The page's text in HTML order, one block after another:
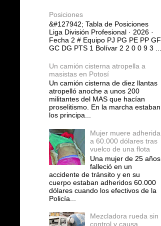
Posiciones
&#127942; Tabla de Posiciones
Liga División Profesional · 2026 ·
Fecha 2 # Equipo PJ PG PE PP GF
GC DG PTS 1 Bolívar 2 2 0 0 9 3 ...
Un camión cisterna atropella a
masistas en Potosí
Un camión cisterna de diez llantas
atropelló anoche a unos 200
militantes del MAS que hacían
proselitismo. En la marcha estaban
los principa...
Mujer muere adherida
a 60.000 dólares tras
vuelco de una flota
Una mujer de 25 años
falleció en un
accidente de tránsito y en su
cuerpo estaban adheridos 60.000
dólares cuando los efectivos de la
Policía...
Mezcladora rueda sin
control y causa